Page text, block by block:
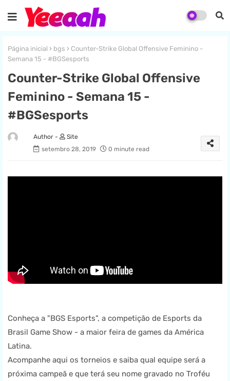
Página inicial bgs
Counter-Strike Global Offensive Feminino -
Semana 15 - #BGSesports
Counter-Strike Global Offensive
Feminino - Semana 15 -
#BGSesports
Site
setembro 28, 2019
0 minute read
Conheça a "BGS Esports", a competição de Esports da
Brasil Game Show - a maior feira de games da América
Latina.
Acompanhe aqui os torneios e saiba qual equipe será a
próxima campeã e que terá seu nome gravado no Troféu